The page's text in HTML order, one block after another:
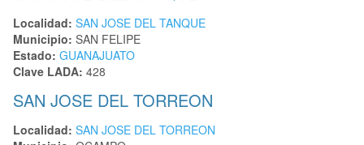
Localidad: SAN JOSE DEL TANQUE
Municipio: SAN FELIPE
Estado: GUANAJUATO
Clave LADA: 428
SAN JOSE DEL TORREON
Localidad: SAN JOSE DEL TORREON